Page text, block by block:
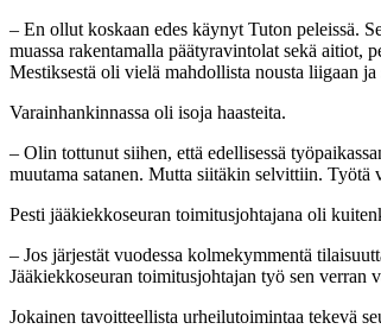
– En ollut koskaan edes käynyt Tuton peleissä.
muassa rakentamalla päätyravintolat sekä
Mestiksestä oli vielä mahdollista nousta liigaan
Varainhankinnassa oli isoja haasteita.
– Olin tottunut siihen, että edellisessä
muutama satanen. Mutta siitäkin selvittiin.
Pesti jääkiekkoseuran toimitusjohtajana oli
– Jos järjestät vuodessa kolmekymmentä
Jääkiekkoseuran toimitusjohtajan työ sen verran
Jokainen tavoitteellista urheilutoimintaa tekevä